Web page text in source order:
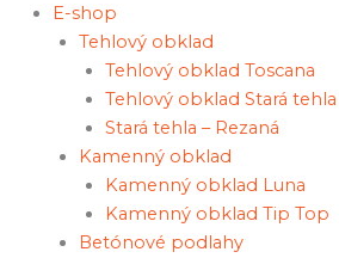
E-shop
Tehlový obklad
Tehlový obklad Toscana
Tehlový obklad Stará tehla
Stará tehla – Rezaná
Kamenný obklad
Kamenný obklad Luna
Kamenný obklad Tip Top
Betónové podlahy